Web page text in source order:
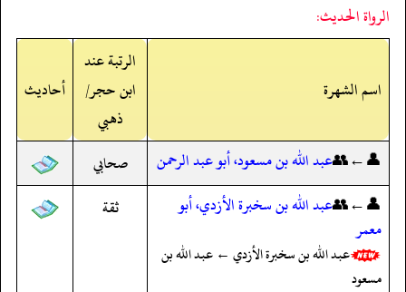
الرواة الحديث:
اسم الشهرة
الرتبة عند
ابن حجر/
ذهبي
أحاديث
👤←👥عبد الله بن مسعود، أبو عبد الرحمن
صحابي
👤←👥عبد الله بن سخبرة الأزدي، أبو
معمر
عبد الله بن سخبرة الأزدي ← عبد الله بن
مسعود
ثقة